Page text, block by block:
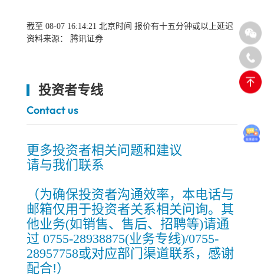
截至 08-07 16:14:21 北京时间 报价有十五分钟或以上延迟
资料来源： 腾讯证券
投资者专线
Contact us
更多投资者相关问题和建议
请与我们联系
（为确保投资者沟通效率，本电话与
邮箱仅用于投资者关系相关问询。其
他业务(如销售、售后、招聘等)请通
过 0755-28938875(业务专线)/0755-
28957758或对应部门渠道联系，感谢
配合!）